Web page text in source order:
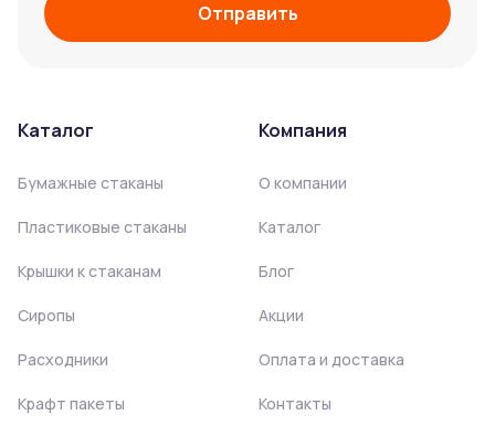
Отправить
Каталог
Бумажные стаканы
Пластиковые стаканы
Крышки к стаканам
Сиропы
Расходники
Крафт пакеты
Компания
О компании
Каталог
Блог
Акции
Оплата и доставка
Контакты